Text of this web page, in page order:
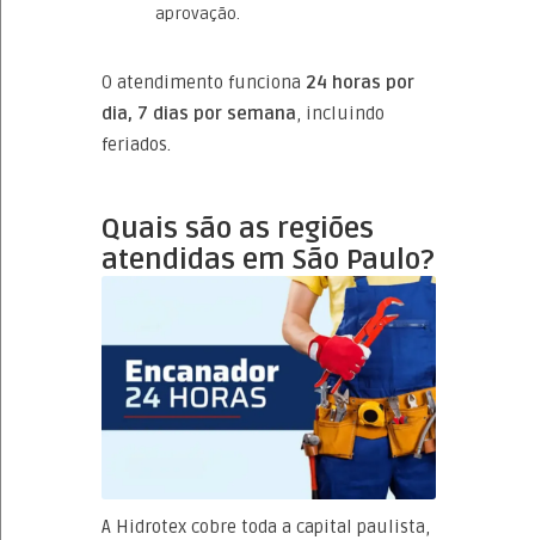
aprovação.
O atendimento funciona 24 horas por
dia, 7 dias por semana, incluindo
feriados.
Quais são as regiões
atendidas em São Paulo?
A Hidrotex cobre toda a capital paulista,